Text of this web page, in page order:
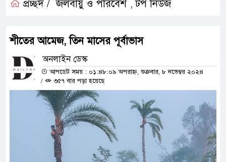
প্রচ্ছদ / জলবায়ু ও পরিবেশ ,টপ নিউজ
শীতের আমেজ, তিন মাসের পূর্বাভাস
অনলাইন ডেস্ক
আপডেট সময় : ০১:৪৮:০৯ অপরাহ্ন, শুক্রবার, ৮ নভেম্বর ২০২৪
/
৩৫৭ বার পড়া হয়েছে